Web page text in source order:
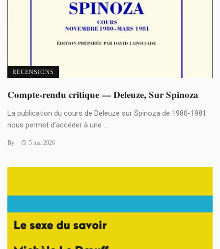
RECENSIONS
Compte-rendu critique — Deleuze, Sur Spinoza
La publication du cours de Deleuze sur Spinoza de 1980-1981
nous permet d’accéder à une ...
By 5 mai 2026